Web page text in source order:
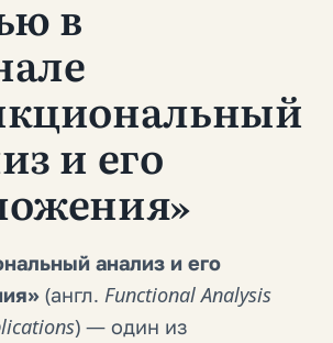
в
и его
анализ и его
(англ. Functional Analysis
) — один из